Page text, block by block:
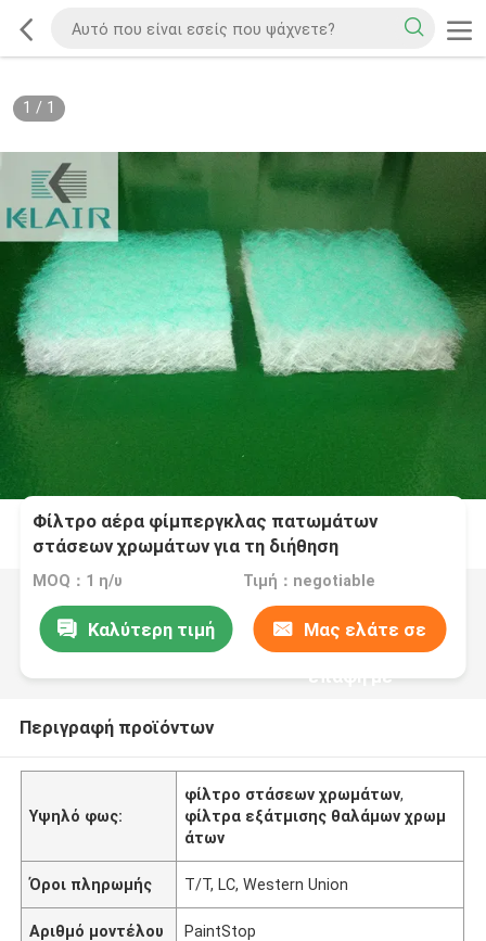
1 / 1
Φίλτρο αέρα φίμπεργκλας πατωμάτων
στάσεων χρωμάτων για τη διήθηση
υδρονέφωσης χρωμάτων θαλάμων ζωγραφικής
MOQ：1 η/υ Τιμή：negotiable
Καλύτερη τιμή Μας ελάτε σε
επαφή με
Περιγραφή προϊόντων
Υψηλό φως:
φίλτρο στάσεων χρωμάτων,
φίλτρα εξάτμισης θαλάμων χρωμ
άτων
Όροι πληρωμής T/T, LC, Western Union
Αριθμό μοντέλου PaintStop